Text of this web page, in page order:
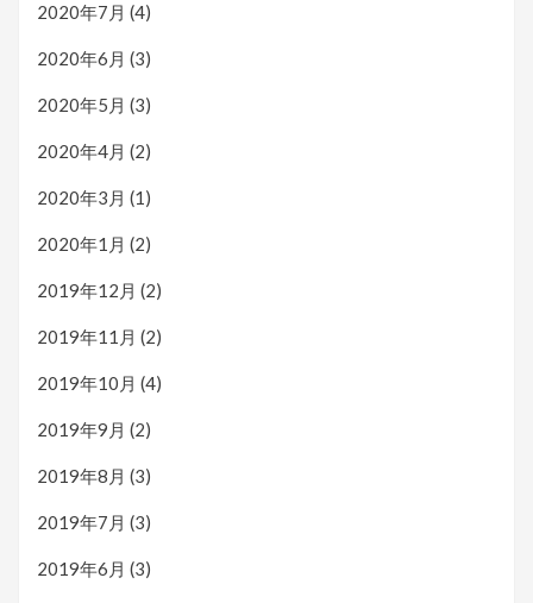
2020年7月 (4)
2020年6月 (3)
2020年5月 (3)
2020年4月 (2)
2020年3月 (1)
2020年1月 (2)
2019年12月 (2)
2019年11月 (2)
2019年10月 (4)
2019年9月 (2)
2019年8月 (3)
2019年7月 (3)
2019年6月 (3)